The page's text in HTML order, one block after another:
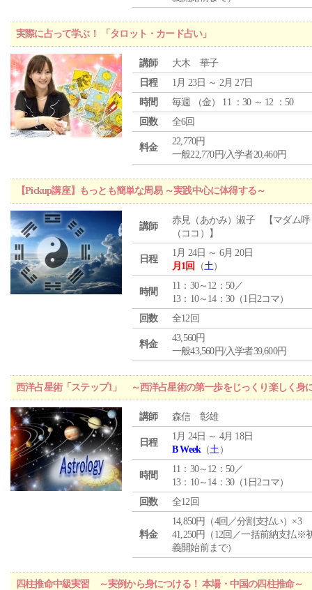
実際に占って学ぶ！ 「タロット・カード占い」
講師
大木 華子
日程
1月 23日 ～ 2月 27日
時間
毎週 （金） 11 ：30 ～ 12 ：50
回数
全6回
料金
22,770円
一般22,770円/入学者20,460円
【Pickup講座】もっとも簡単な周易 ～実践中心に体得する～
講師
赤見（あかみ）淑子 【マダム呼
（ココ）】
日程
1月 24日 ～ 6月 20日
月1回
（土）
時間
11：30～12：50／
13：10～14：30（1日2コマ）
回数
全12回
料金
43,560円
一般43,560円/入学者39,600円
西洋占星術「ステップ1」 ～西洋占星術の第一歩をじっくり楽しく身
講師 森信 彰雄
日程
1月 24日 ～ 4月 18日
B Week（土）
時間
11：30～12：50／
13：10～14：30（1日2コマ）
回数
全12回
料金
14,850円（4回／分割支払い）×3
41,250円（12回／一括前納支払※
義開始前まで）
四柱推命中級実習 ～実例から身につける！ 本場・中国の四柱推命～